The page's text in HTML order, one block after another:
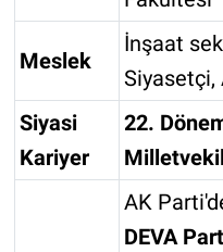
Meslek
İnşaat
Siyasetçi,
Siyasi
Kariyer
22.
AK
DEVA